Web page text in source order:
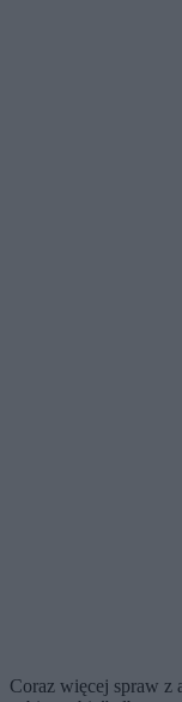
Coraz więcej spraw z